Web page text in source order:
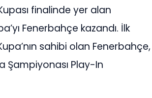
finalinde yer alan
Fenerbahçe kazandı. İlk
sahibi olan Fenerbahçe,
Şampiyonası Play-In